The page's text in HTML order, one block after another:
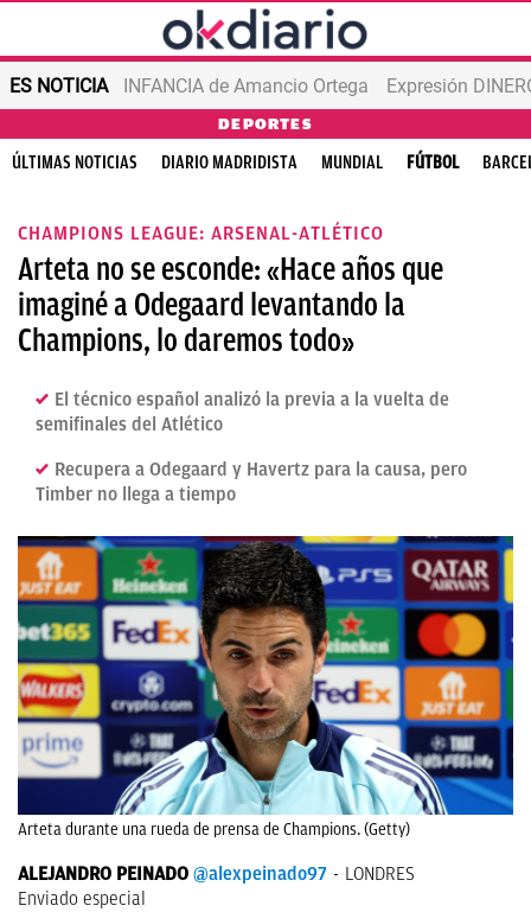
ES NOTICIA INFANCIA de Amancio Ortega Expresión
DEPORTES
ÚLTIMAS NOTICIAS DIARIO MADRIDISTA MUNDIAL FÚTBOL
CHAMPIONS LEAGUE: ARSENAL-ATLÉTICO
Arteta no se esconde: «Hace años que
imaginé a Odegaard levantando la
Champions, lo daremos todo»
El técnico español analizó la previa a la vuelta de
semifinales del Atlético
Recupera a Odegaard y Havertz para la causa, pero
Timber no llega a tiempo
Arteta durante una rueda de prensa de Champions. (Getty)
ALEJANDRO PEINADO @alexpeinado97
LONDRES
Enviado especial